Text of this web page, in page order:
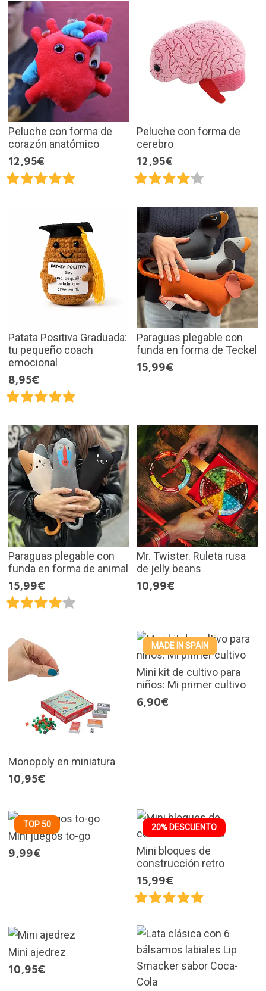
Peluche con forma de
corazón anatómico
12,95€
Peluche con forma de
cerebro
12,95€
Patata Positiva Graduada:
tu pequeño coach
emocional
8,95€
Paraguas plegable con
funda en forma de Teckel
15,99€
Paraguas plegable con
funda en forma de animal
15,99€
Mr. Twister. Ruleta rusa
de jelly beans
10,99€
Monopoly en miniatura
10,95€
MADE IN SPAIN
Mini kit de cultivo para
niños: Mi primer cultivo
6,90€
TOP 50
Mini juegos to-go
9,99€
20% DESCUENTO
Mini bloques de
construcción retro
15,99€
Mini ajedrez
10,95€